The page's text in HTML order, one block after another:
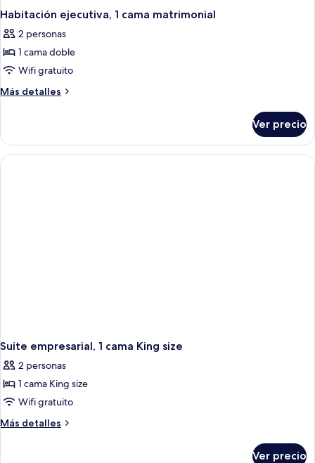
Habitación ejecutiva, 1 cama matrimonial
2 personas
1 cama doble
Wifi gratuito
Más detalles
Más
ejecutiva,
cama
Ver precio
Suite empresarial, 1 cama King size
2 personas
1 cama King size
Wifi gratuito
Más detalles
Más
Ver precio